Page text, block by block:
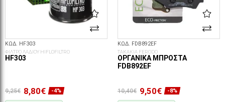
ΚΩΔ. HF303
ΦΙΛΤΡΟ ΛΑΔΙΟΥ HIFLOFILTRO
HF303
9,25€ 8,80€ -4%
ΚΩΔ. FDB892EF
ΤΑΚΑΚΙΑ FERODO
ΟΡΓΑΝΙΚΆ ΜΠΡΟΣΤΆ
FDB892EF
10,40€ 9,50€ -8%